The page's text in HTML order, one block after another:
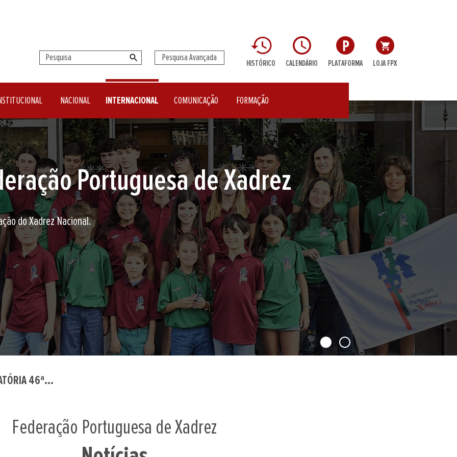
Pesquisa Avançada
HISTÓRICO CALENDÁRIO PLATAFORMA LOJA FPX
NACIONAL INTERNACIONAL COMUNICAÇÃO FORMAÇÃO
clube de Xadrez
46ª...
Federação Portuguesa de Xadrez